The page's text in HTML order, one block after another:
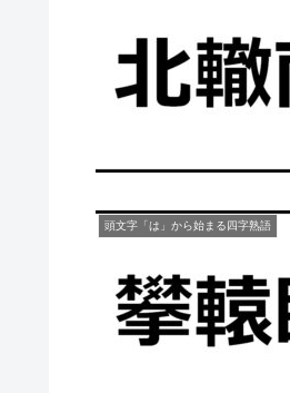
頭文字「は」から始まる四字熟語